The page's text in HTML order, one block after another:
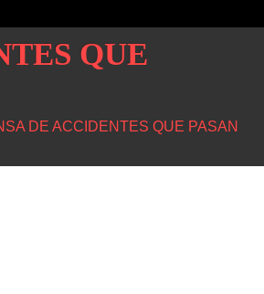
QUE
DE ACCIDENTES QUE PASAN